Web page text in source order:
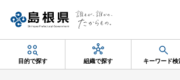
目的で探す 組織で探す キーワード検